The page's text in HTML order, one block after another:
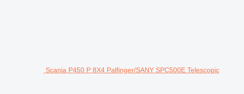
Scania P450 P 8X4 Palfinger/SANY SPC500E Telescopic